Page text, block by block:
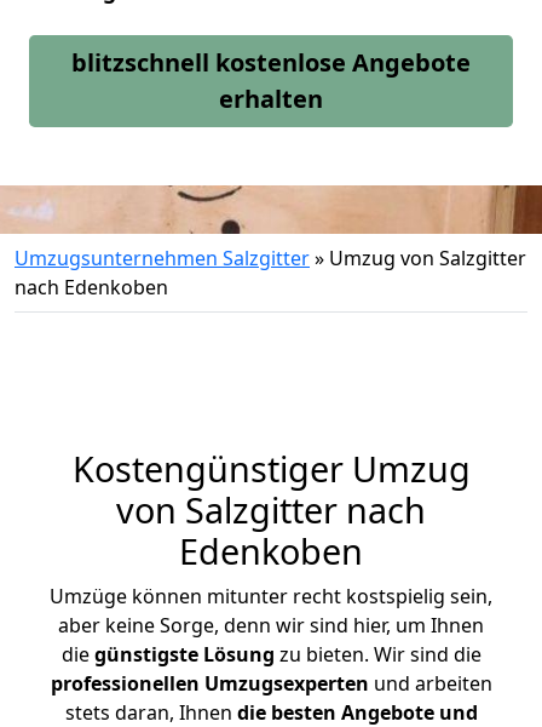
blitzschnell kostenlose Angebote
erhalten
Umzugsunternehmen Salzgitter» Umzug von Salzgitter
nach Edenkoben
Kostengünstiger Umzug
von Salzgitter nach
Edenkoben
Umzüge können mitunter recht kostspielig sein,
aber keine Sorge, denn wir sind hier, um Ihnen
diegünstigste Lösung zu bieten. Wir sind die
professionellen Umzugsexperten und arbeiten
stets daran, Ihnen die besten Angebote und